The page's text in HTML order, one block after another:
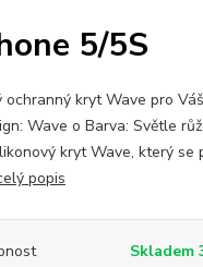
5/5S
ochranný kryt Wave pro
Wave o Barva: Světle
kryt Wave, který se
popis
Skladem